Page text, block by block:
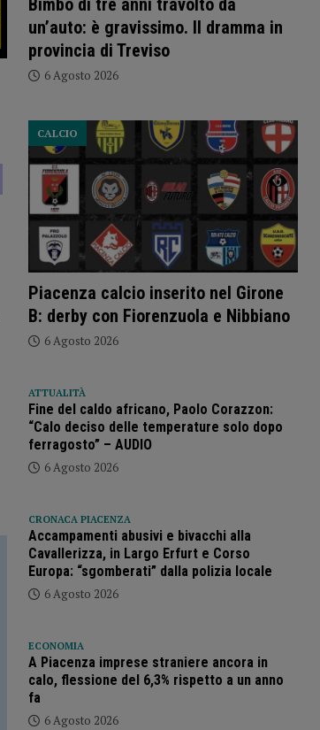
Bimbo di tre anni travolto da
un’auto: è gravissimo. Il dramma in
provincia di Treviso
6 Agosto 2026
Piacenza calcio inserito nel Girone
B: derby con Fiorenzuola e Nibbiano
CALCIO
6 Agosto 2026
ATTUALITÀ
Fine del caldo africano, Paolo Corazzon:
“Calo deciso delle temperature solo dopo
ferragosto” – AUDIO
6 Agosto 2026
CRONACA PIACENZA
Accampamenti abusivi e bivacchi alla
Cavallerizza, in Largo Erfurt e Corso
Europa: “sgomberati” dalla polizia locale
6 Agosto 2026
ECONOMIA
A Piacenza imprese straniere ancora in
calo, flessione del 6,3% rispetto a un anno
fa
6 Agosto 2026